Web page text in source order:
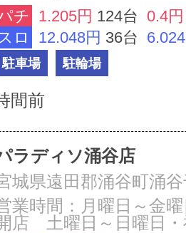
チ 1.205円 124台 0.4円
ロ
12.048円 36台
駐車場 駐輪場
間前
ラディソ涌谷店
城県遠田郡涌谷町涌
業時間：月曜日～金
店 土曜日～日曜日・